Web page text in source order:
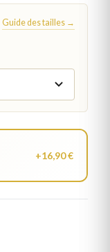
Guide des tailles →
+16,90 €